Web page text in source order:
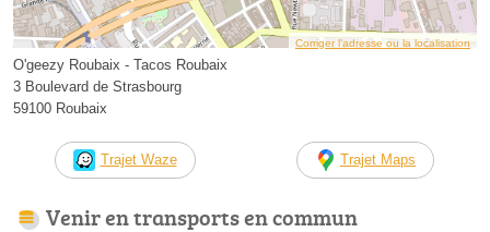
Corriger l’adresse ou la localisation
O'geezy Roubaix - Tacos Roubaix
3 Boulevard de Strasbourg
59100 Roubaix
Trajet Waze Trajet Maps
Venir en transports en commun